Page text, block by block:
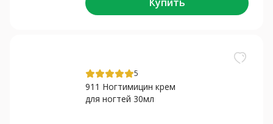
5
911 Ногтимицин крем
для ногтей 30мл